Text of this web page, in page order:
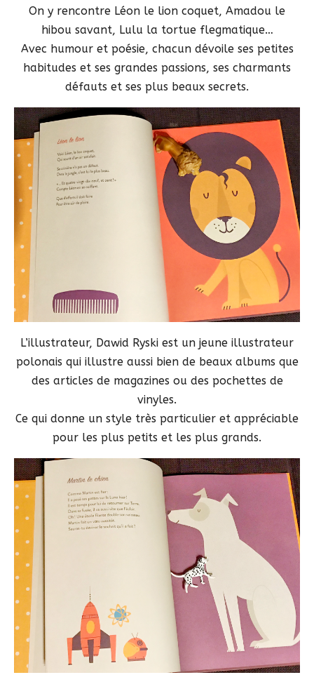
On y rencontre Léon le lion coquet, Amadou le
hibou savant, Lulu la tortue flegmatique…
Avec humour et poésie, chacun dévoile ses petites
habitudes et ses grandes passions, ses charmants
défauts et ses plus beaux secrets.
L’illustrateur, Dawid Ryski est un jeune illustrateur
polonais qui illustre aussi bien de beaux albums que
des articles de magazines ou des pochettes de
vinyles.
Ce qui donne un style très particulier et appréciable
pour les plus petits et les plus grands.